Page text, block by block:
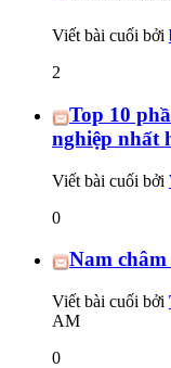
Viết bài cuối bởi
2
Top 10
nghiệp nhất
Viết bài cuối bởi
0
Nam
Viết bài cuối bởi
AM
0